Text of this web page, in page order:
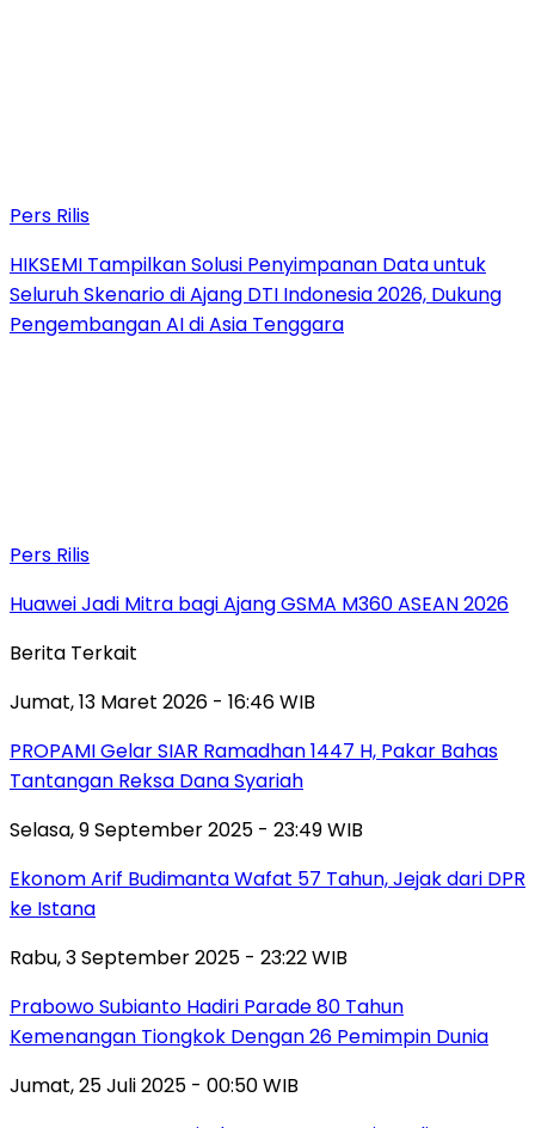
Pers Rilis
HIKSEMI Tampilkan Solusi Penyimpanan Data untuk
Seluruh Skenario di Ajang DTI Indonesia 2026, Dukung
Pengembangan AI di Asia Tenggara
Pers Rilis
Huawei Jadi Mitra bagi Ajang GSMA M360 ASEAN 2026
Berita Terkait
Jumat, 13 Maret 2026 - 16:46 WIB
PROPAMI Gelar SIAR Ramadhan 1447 H, Pakar Bahas
Tantangan Reksa Dana Syariah
Selasa, 9 September 2025 - 23:49 WIB
Ekonom Arif Budimanta Wafat 57 Tahun, Jejak dari DPR
ke Istana
Rabu, 3 September 2025 - 23:22 WIB
Prabowo Subianto Hadiri Parade 80 Tahun
Kemenangan Tiongkok Dengan 26 Pemimpin Dunia
Jumat, 25 Juli 2025 - 00:50 WIB